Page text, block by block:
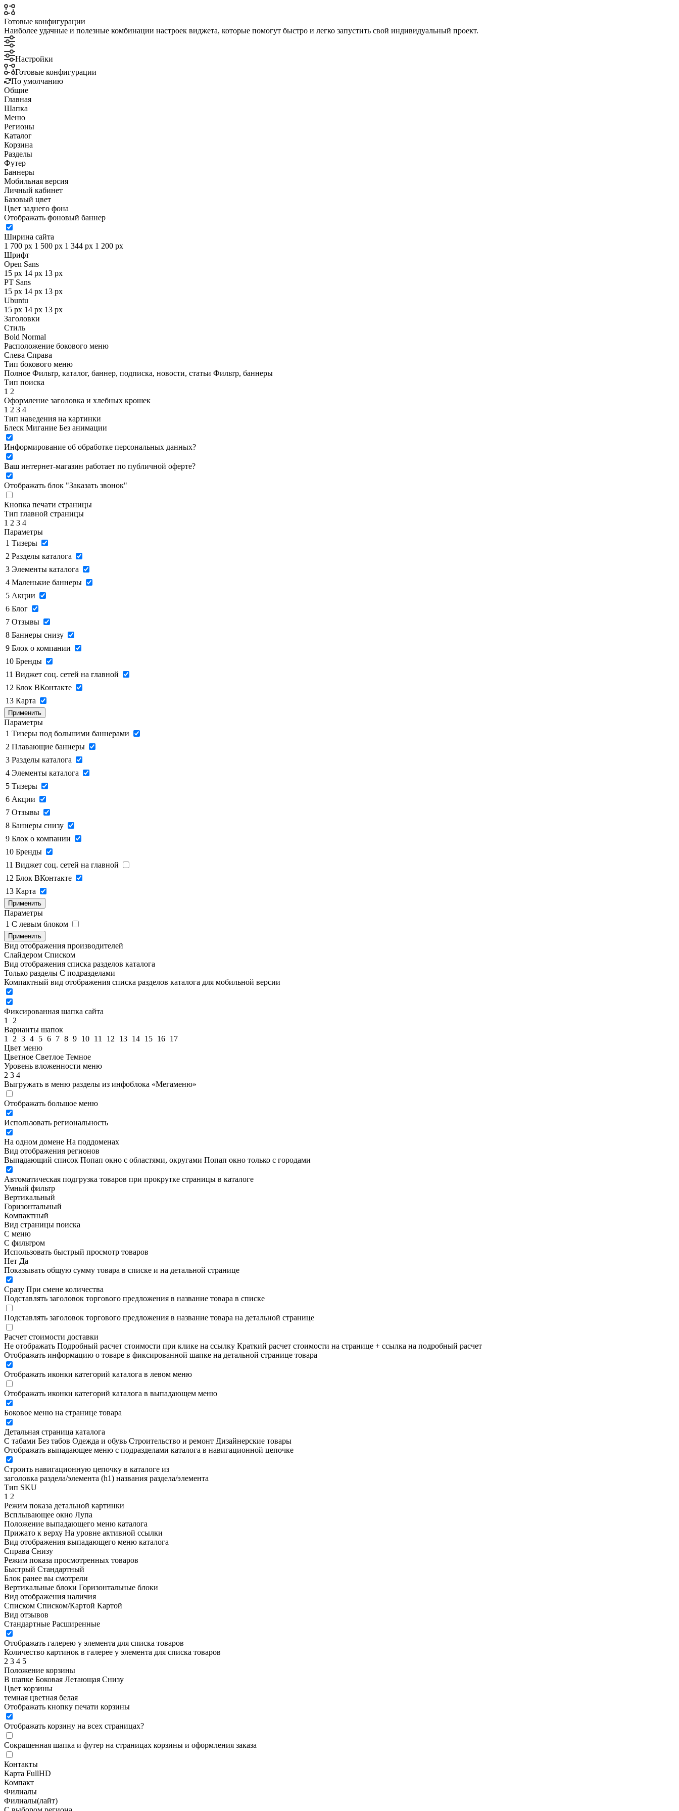
Готовые конфигурации
Наиболее удачные и полезные комбинации настроек виджета, которые помогут быстро и легко запустить свой индивидуальный проект.
Настройки
Готовые конфигурации
По умолчанию
Общие
Главная
Шапка
Меню
Регионы
Каталог
Корзина
Разделы
Футер
Баннеры
Мобильная версия
Личный кабинет
Базовый цвет
Цвет заднего фона
Отображать фоновый баннер
Ширина сайта
1 700 px 1 500 px 1 344 px 1 200 px
Шрифт
Open Sans
15 px 14 px 13 px
PT Sans
15 px 14 px 13 px
Ubuntu
15 px 14 px 13 px
Заголовки
Стиль
Bold Normal
Расположение бокового меню
Слева Справа
Тип бокового меню
Полное Фильтр, каталог, баннер, подписка, новости, статьи Фильтр, баннеры
Тип поиска
1 2
Оформление заголовка и хлебных крошек
1 2 3 4
Тип наведения на картинки
Блеск Мигание Без анимации
Информирование об обработке персональных данных?
Ваш интернет-магазин работает по публичной оферте?
Отображать блок "Заказать звонок"
Кнопка печати страницы
Тип главной страницы
1 2 3 4
Параметры
1 Тизеры
2 Разделы каталога
3 Элементы каталога
4 Маленькие баннеры
5 Акции
6 Блог
7 Отзывы
8 Баннеры снизу
9 Блок о компании
10 Бренды
11 Виджет соц. сетей на главной
12 Блок ВКонтакте
13 Карта
Применить
Параметры
1 Тизеры под большими баннерами
2 Плавающие баннеры
3 Разделы каталога
4 Элементы каталога
5 Тизеры
6 Акции
7 Отзывы
8 Баннеры снизу
9 Блок о компании
10 Бренды
11 Виджет соц. сетей на главной
12 Блок ВКонтакте
13 Карта
Применить
Параметры
1 C левым блоком
Применить
Вид отображения производителей
Слайдером Списком
Вид отображения списка разделов каталога
Только разделы С подразделами
Компактный вид отображения списка разделов каталога для мобильной версии
Фиксированная шапка сайта
1
2
Варианты шапок
1
2 3 4 5 6 7 8 9 10 11 12 13 14 15 16 17
Цвет меню
Цветное Светлое Темное
Уровень вложенности меню
2 3 4
Выгружать в меню разделы из инфоблока «Мегаменю»
Отображать большое меню
Использовать региональность
На одном домене На поддоменах
Вид отображения регионов
Выпадающий список Попап окно c областями, округами Попап окно только с городами
Автоматическая подгрузка товаров при прокрутке страницы в каталоге
Умный фильтр
Вертикальный
Горизонтальный
Компактный
Вид страницы поиска
С меню
С фильтром
Использовать быстрый просмотр товаров
Нет Да
Показывать общую сумму товара в списке и на детальной странице
Сразу При смене количества
Подставлять заголовок торгового предложения в название товара в списке
Подставлять заголовок торгового предложения в название товара на детальной странице
Расчет стоимости доставки
Не отображать Подробный расчет стоимости при клике на ссылку Краткий расчет стоимости на странице + ссылка на подробный расчет
Отображать информацию о товаре в фиксированной шапке на детальной странице товара
Отображать иконки категорий каталога в левом меню
Отображать иконки категорий каталога в выпадающем меню
Боковое меню на странице товара
Детальная страница каталога
С табами Без табов Одежда и обувь Строительство и ремонт Дизайнерские товары
Отображать выпадающее меню с подразделами каталога в навигационной цепочке
Строить навигационную цепочку в каталоге из
заголовка раздела/элемента (h1) названия раздела/элемента
Тип SKU
1 2
Режим показа детальной картинки
Всплывающее окно Лупа
Положение выпадающего меню каталога
Прижато к верху На уровне активной ссылки
Вид отображения выпадающего меню каталога
Справа Снизу
Режим показа просмотренных товаров
Быстрый Стандартный
Блок ранее вы смотрели
Вертикальные блоки Горизонтальные блоки
Вид отображения наличия
Списком Списком/Картой Картой
Вид отзывов
Стандартные Расширенные
Отображать галерею у элемента для списка товаров
Количество картинок в галерее у элемента для списка товаров
2 3 4 5
Положение корзины
В шапке Боковая Летающая Снизу
Цвет корзины
темная цветная белая
Отображать кнопку печати корзины
Отображать корзину на всех страницах?
Сокращенная шапка и футер на страницах корзины и оформления заказа
Контакты
Карта FullHD
Компакт
Филиалы
Филиалы(лайт)